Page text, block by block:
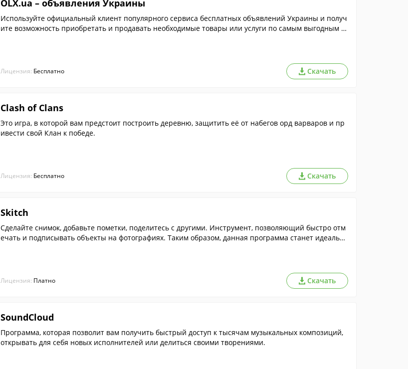
OLX.ua – объявления Украины
Используйте официальный клиент популярного сервиса бесплатных объявлений Украины и получ
ите возможность приобретать и продавать необходимые товары или услуги по самым выгодным ц
Лицензия: Бесплатно Скачать
Clash of Clans
Это игра, в которой вам предстоит построить деревню, защитить её от набегов орд варваров и пр
ивести свой Клан к победе.
Лицензия: Бесплатно Скачать
Skitch
Сделайте снимок, добавьте пометки, поделитесь с другими. Инструмент, позволяющий быстро отм
ечать и подписывать объекты на фотографиях. Таким образом, данная программа станет идеальн
Лицензия: Платно Скачать
SoundCloud
Программа, которая позволит вам получить быстрый доступ к тысячам музыкальных композиций,
открывать для себя новых исполнителей или делиться своими творениями.